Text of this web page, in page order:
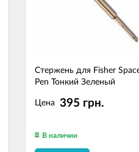
Стержень для Fisher
Pen Тонкий Зеленый
Цена395 грн.
В наличии